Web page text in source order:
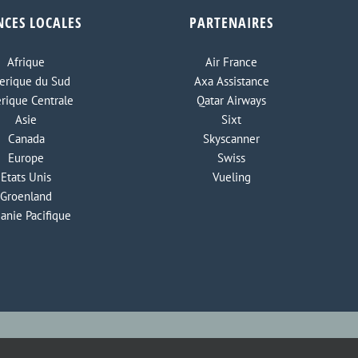
LOCALES
Afrique
du Sud
Centrale
Asie
Canada
Europe
Etats Unis
Groenland
Pacifique
PARTENAIRES
Air France
Axa Assistance
Qatar Airways
Sixt
Skyscanner
Swiss
Vueling